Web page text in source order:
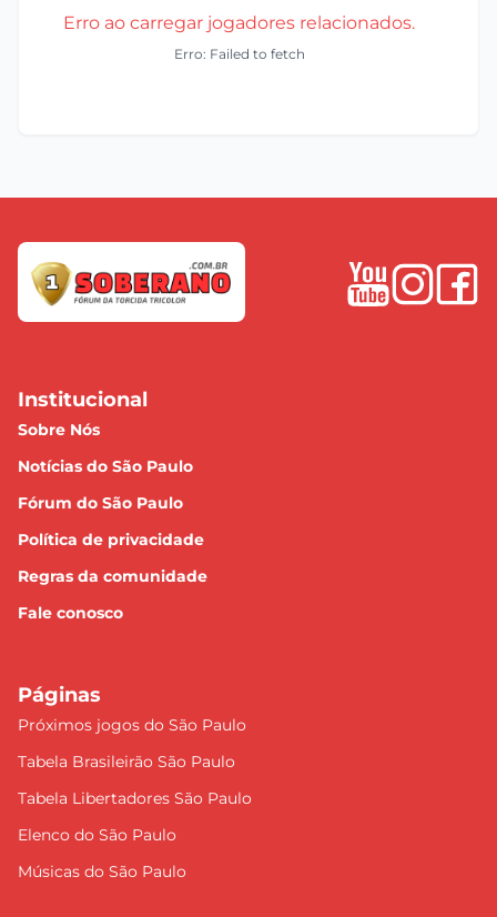
Erro ao carregar jogadores relacionados.
Erro: Failed to fetch
Institucional
Sobre Nós
Notícias do São Paulo
Fórum do São Paulo
Política de privacidade
Regras da comunidade
Fale conosco
Páginas
Próximos jogos do São Paulo
Tabela Brasileirão São Paulo
Tabela Libertadores São Paulo
Elenco do São Paulo
Músicas do São Paulo